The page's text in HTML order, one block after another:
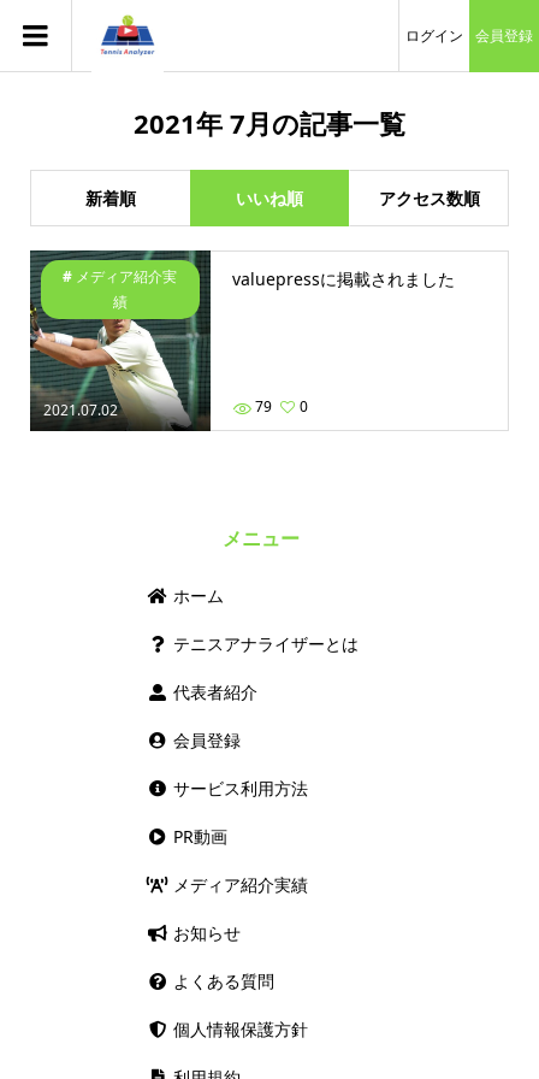
ログイン 会員登録
2021年 7月の記事一覧
新着順 いいね順 アクセス数順
2021.07.02
メディア紹介実
績
valuepressに掲載されました
79 0
メニュー
ホーム
テニスアナライザーとは
代表者紹介
会員登録
サービス利用方法
PR動画
メディア紹介実績
お知らせ
よくある質問
個人情報保護方針